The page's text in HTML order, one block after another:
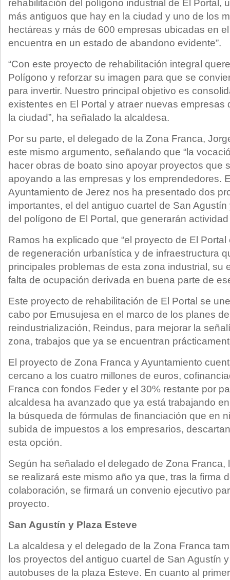
rehabilitación del polígono industrial de El Portal,
más antiguos que hay en la ciudad y uno de los
hectáreas y más de 600 empresas ubicadas en
encuentra en un estado de abandono evidente”.
“Con este proyecto de rehabilitación integral
Polígono y reforzar su imagen para que se
para invertir. Nuestro principal objetivo es
existentes en El Portal y atraer nuevas empresas
la ciudad”, ha señalado la alcaldesa.
Por su parte, el delegado de la Zona Franca,
este mismo argumento, señalando que “la
hacer obras de boato sino apoyar proyectos que
apoyando a las empresas y los emprendedores.
Ayuntamiento de Jerez nos ha presentado dos
importantes, el del antiguo cuartel de San
del polígono de El Portal, que generarán actividad
Ramos ha explicado que “el proyecto de El
de regeneración urbanística y de infraestructura
principales problemas de esta zona industrial, su
falta de ocupación derivada en buena parte de
Este proyecto de rehabilitación de El Portal se
cabo por Emusujesa en el marco de los planes
reindustrialización, Reindus, para mejorar la
zona, trabajos que ya se encuentran
El proyecto de Zona Franca y Ayuntamiento
cercano a los cuatro millones de euros,
Franca con fondos Feder y el 30% restante por
alcaldesa ha avanzado que ya está trabajando
la búsqueda de fórmulas de financiación que en
subida de impuestos a los empresarios,
esta opción.
Según ha señalado el delegado de Zona Franca,
se realizará este mismo año ya que, tras la firma
colaboración, se firmará un convenio ejecutivo
proyecto.
San Agustín y Plaza Esteve
La alcaldesa y el delegado de la Zona Franca
los proyectos del antiguo cuartel de San Agustín
autobuses de la plaza Esteve. En cuanto al